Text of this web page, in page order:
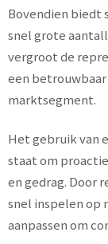
Bovendien biedt
snel grote
vergroot de
een
marktsegment.
Het gebruik van
staat om
en gedrag. Door
snel inspelen op
aanpassen om